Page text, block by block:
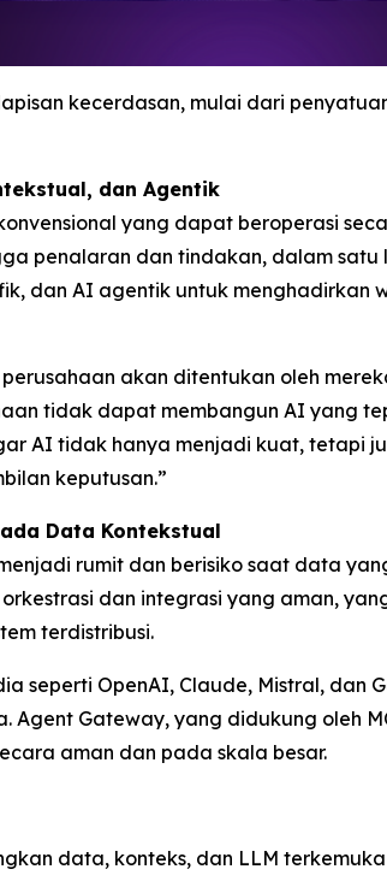
kecerdasan, mulai dari
dan Agentik
yang dapat beroperasi
penalaran dan tindakan, dalam
dan AI agentik untuk menghadirkan
akan ditentukan oleh
tidak dapat membangun AI yang
AI tidak hanya menjadi kuat, tetapi
keputusan.”
Data Kontekstual
rumit dan berisiko saat data
dan integrasi yang aman,
terdistribusi.
seperti OpenAI, Claude, Mistral, dan
Gateway, yang didukung oleh
aman dan pada skala besar.
data, konteks, dan LLM